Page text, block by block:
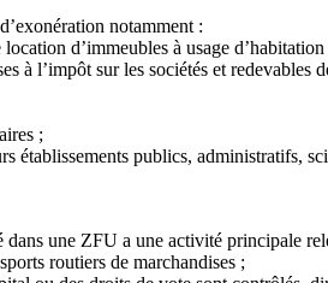
notamment :
d’immeubles à usage d’habitation
à l’impôt sur les sociétés et redevables
;
établissements publics, administratifs,
dans une ZFU a une activité principale
routiers de marchandises ;